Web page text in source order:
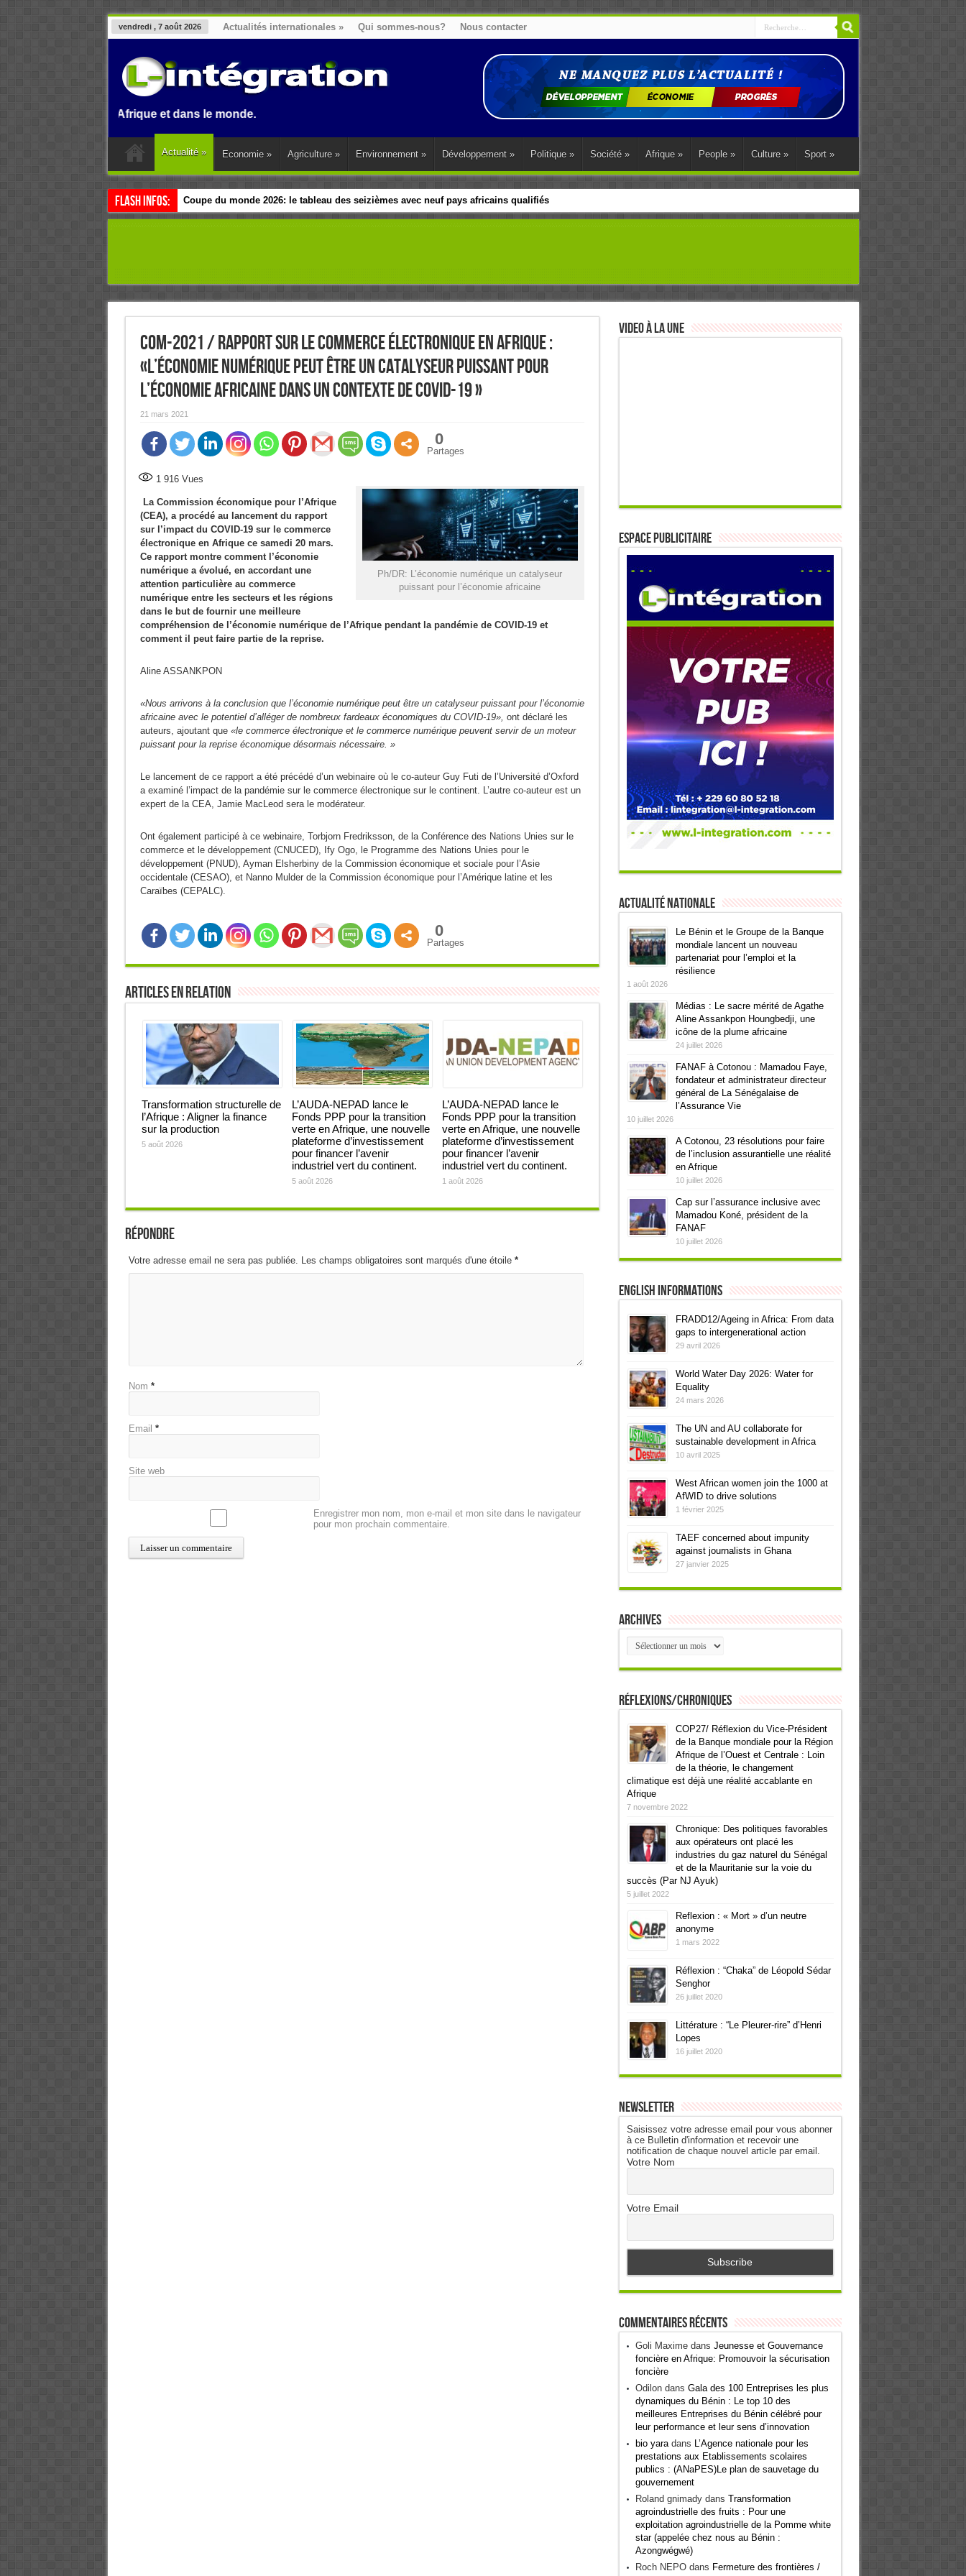
vendredi , 7 août 2026 Actualités internationales » Qui sommes-nous? Nous contacter
en Afrique et dans le monde.
Actualité » Economie » Agriculture » Environnement » Développement » Politique » Société » Afrique » People » Culture » Sport »
Flash Infos: Coupe du monde 2026: le tableau des seizièmes avec neuf pays africains qualifiés
Esclavage: à Accra, l’Afrique et sa diaspora tentent de parler d’une seule voix sur la question des réparations
CoM-2021 / Rapport sur le Commerce électronique en Afrique :
«L’économie numérique peut être un catalyseur puissant pour
l’économie africaine dans un contexte de COVID-19 »
21 mars 2021
0
Partages
1 916Vues
Ph/DR: L’économie numérique un catalyseur
puissant pour l’économie africaine
La Commission économique pour l’Afrique
(CEA), a procédé au lancement du rapport
sur l’impact du COVID-19 sur le commerce
électronique en Afrique ce samedi 20 mars.
Ce rapport montre comment l’économie
numérique a évolué, en accordant une
attention particulière au commerce
numérique entre les secteurs et les régions
dans le but de fournir une meilleure
compréhension de l’économie numérique de l’Afrique pendant la pandémie de COVID-19 et
comment il peut faire partie de la reprise.
Aline ASSANKPON
«Nous arrivons à la conclusion que l’économie numérique peut être un catalyseur puissant pour l’économie
africaine avec le potentiel d’alléger de nombreux fardeaux économiques du COVID-19», ont déclaré les
auteurs, ajoutant que «le commerce électronique et le commerce numérique peuvent servir de un moteur
puissant pour la reprise économique désormais nécessaire. »
Le lancement de ce rapport a été précédé d’un webinaire où le co-auteur Guy Futi de l’Université d’Oxford
a examiné l’impact de la pandémie sur le commerce électronique sur le continent. L’autre co-auteur est un
expert de la CEA, Jamie MacLeod sera le modérateur.
Ont également participé à ce webinaire, Torbjorn Fredriksson, de la Conférence des Nations Unies sur le
commerce et le développement (CNUCED), Ify Ogo, le Programme des Nations Unies pour le
développement (PNUD), Ayman Elsherbiny de la Commission économique et sociale pour l’Asie
occidentale (CESAO), et Nanno Mulder de la Commission économique pour l’Amérique latine et les
Caraïbes (CEPALC).
0
Partages
Articles en relation
Transformation structurelle de
l’Afrique : Aligner la finance
sur la production
5 août 2026
L’AUDA-NEPAD lance le
Fonds PPP pour la transition
verte en Afrique, une nouvelle
plateforme d’investissement
pour financer l’avenir
industriel vert du continent.
5 août 2026
L’AUDA-NEPAD lance le
Fonds PPP pour la transition
verte en Afrique, une nouvelle
plateforme d’investissement
pour financer l’avenir
industriel vert du continent.
1 août 2026
Répondre
Votre adresse email ne sera pas publiée. Les champs obligatoires sont marqués d'une étoile *
Nom *
Email *
Site web
Enregistrer mon nom, mon e-mail et mon site dans le navigateur
pour mon prochain commentaire.
Video à la Une
ESPACE PUBLICITAIRE
Actualité Nationale
Le Bénin et le Groupe de la Banque
mondiale lancent un nouveau
partenariat pour l’emploi et la
résilience
1 août 2026
Médias : Le sacre mérité de Agathe
Aline Assankpon Houngbedji, une
icône de la plume africaine
24 juillet 2026
FANAF à Cotonou : Mamadou Faye,
fondateur et administrateur directeur
général de La Sénégalaise de
l’Assurance Vie
10 juillet 2026
A Cotonou, 23 résolutions pour faire
de l’inclusion assurantielle une réalité
en Afrique
10 juillet 2026
Cap sur l’assurance inclusive avec
Mamadou Koné, président de la
FANAF
10 juillet 2026
English informations
FRADD12/Ageing in Africa: From data
gaps to intergenerational action
29 avril 2026
World Water Day 2026: Water for
Equality
24 mars 2026
The UN and AU collaborate for
sustainable development in Africa
10 avril 2025
West African women join the 1000 at
AfWID to drive solutions
1 février 2025
TAEF concerned about impunity
against journalists in Ghana
27 janvier 2025
Archives
Archives
Réflexions/Chroniques
COP27/ Réflexion du Vice-Président
de la Banque mondiale pour la Région
Afrique de l’Ouest et Centrale : Loin
de la théorie, le changement
climatique est déjà une réalité accablante en
Afrique
7 novembre 2022
Chronique: Des politiques favorables
aux opérateurs ont placé les
industries du gaz naturel du Sénégal
et de la Mauritanie sur la voie du
succès (Par NJ Ayuk)
5 juillet 2022
Reflexion : « Mort » d’un neutre
anonyme
1 mars 2022
Réflexion : “Chaka” de Léopold Sédar
Senghor
26 juillet 2020
Littérature : “Le Pleurer-rire” d’Henri
Lopes
16 juillet 2020
Newsletter
Saisissez votre adresse email pour vous abonner
à ce Bulletin d'information et recevoir une
notification de chaque nouvel article par email.
Votre Nom
Votre Email
Commentaires récents
Goli Maximedans Jeunesse et Gouvernance
foncière en Afrique: Promouvoir la sécurisation
foncière
Odilondans Gala des 100 Entreprises les plus
dynamiques du Bénin : Le top 10 des
meilleures Entreprises du Bénin célébré pour
leur performance et leur sens d’innovation
bio yaradans L’Agence nationale pour les
prestations aux Etablissements scolaires
publics : (ANaPES)Le plan de sauvetage du
gouvernement
Roland gnimadydans Transformation
agroindustrielle des fruits : Pour une
exploitation agroindustrielle de la Pomme white
star (appelée chez nous au Bénin :
Azongwégwé)
Roch NEPOdans Fermeture des frontières /